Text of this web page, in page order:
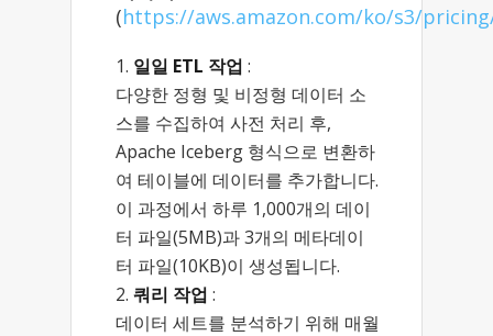
(https://aws.amazon.com/ko/s3/
일일 ETL 작업 :
다양한 정형 및 비정형 데이터 소
스를 수집하여 사전 처리 후,
Apache Iceberg 형식으로 변환하
여 테이블에 데이터를 추가합니다.
이 과정에서 하루 1,000개의 데이
터 파일(5MB)과 3개의 메타데이
터 파일(10KB)이 생성됩니다.
쿼리 작업 :
데이터 세트를 분석하기 위해 매월